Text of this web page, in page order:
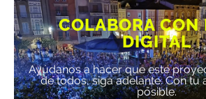
COLABORA CON
DIGITAL
Ayúdanos a hacer que este
de todos, siga adelante. Con tu
posible.